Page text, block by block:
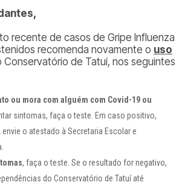
recente de casos de Gripe Influenza
recomenda novamente o uso
Conservatório de Tatuí, nos seguintes
ou mora com alguém com Covid-19 ou
sintomas, faça o teste. Em caso positivo,
o atestado à Secretaria Escolar e
, faça o teste. Se o resultado for negativo,
do Conservatório de Tatuí até